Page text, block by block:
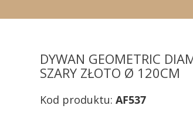
DYWAN GEOMETRIC
SZARY ZŁOTO Ø 120CM
Kod produktu:AF537